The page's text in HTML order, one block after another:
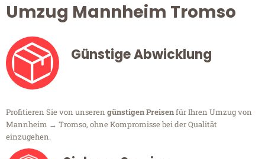
Umzug Mannheim Tromso
Günstige Abwicklung
Profitieren Sie von unseren günstigen Preisenfür Ihren Umzug von
Mannheim → Tromso, ohne Kompromisse bei der Qualität
einzugehen.